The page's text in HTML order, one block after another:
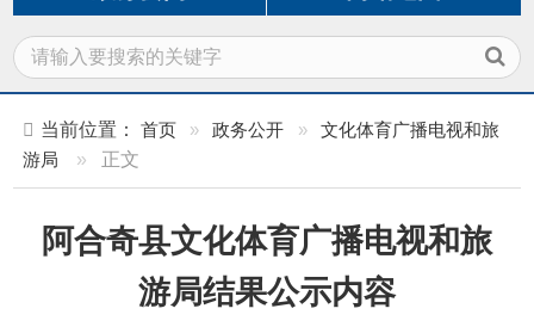
游局
» 正文
阿合奇县文化体育广播电视和旅
游局结果公示内容
AHQ032-
主题分类